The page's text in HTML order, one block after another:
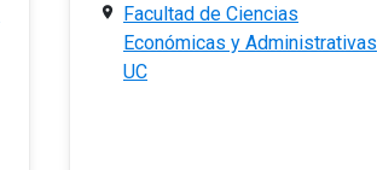
Facultad de Ciencias
Económicas y Administrativas
UC